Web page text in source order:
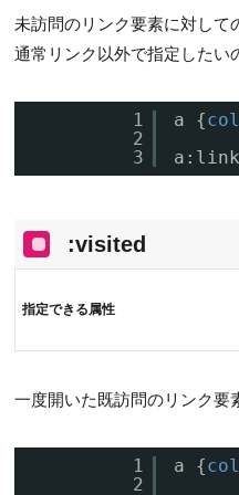
未訪問のリンク要素に対して
通常リンク以外で指定したい
1
2
3
a {
:visited
指定できる属性
一度開いた既訪問のリンク要
1
2
a {